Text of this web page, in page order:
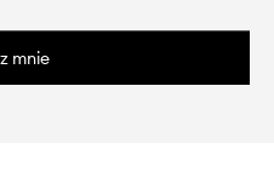
mnie